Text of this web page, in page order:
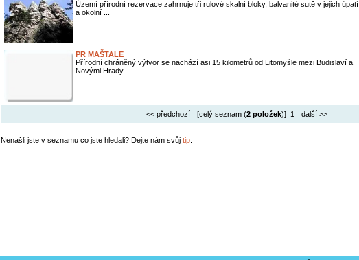
Území přírodní rezervace zahrnuje tři rulové skalní bloky, balvanité sutě v jejich úpatí
a okolní ...
PR MAŠTALE
Přírodní chráněný výtvor se nachází asi 15 kilometrů od Litomyšle mezi Budislaví a
Novými Hrady. ...
<< předchozí [celý seznam (2 položek)] 1 další >>
Nenašli jste v seznamu co jste hledali? Dejte nám svůj tip.